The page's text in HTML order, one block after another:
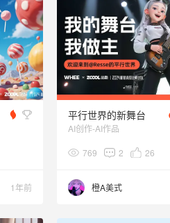
1年前
平行世界的新舞台
AI创作-AI作品
769 2 26
橙A美式